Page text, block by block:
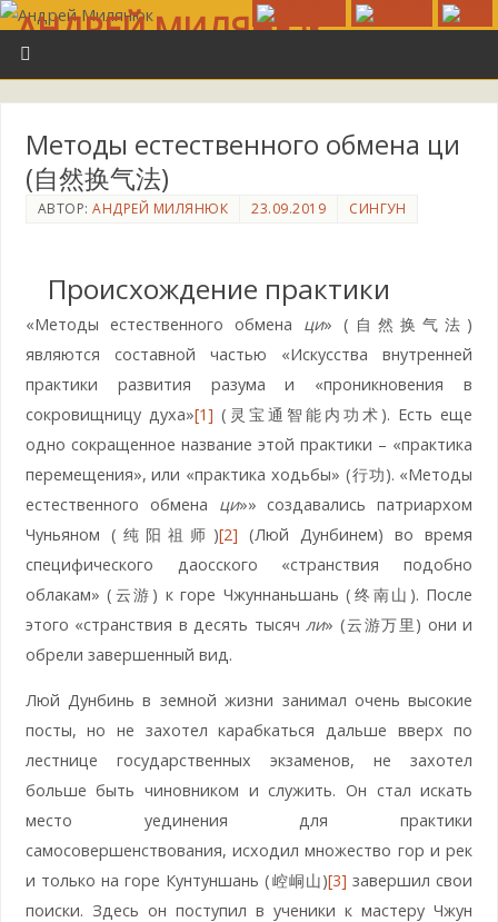
АНДРЕЙ МИЛЯНЮК
ИСТОРИЯ И ИНФОРМАЦИЯ. БЫЛОЕ И ДУМЫ...
Методы естественного обмена ци
(自然换气法)
АВТОР:АНДРЕЙ МИЛЯНЮК 23.09.2019 СИНГУН
Происхождение практики
«Методы естественного обмена ци» (自然换气法)
являются составной частью «Искусства внутренней
практики развития разума и «проникновения в
сокровищницу духа»[1] (灵宝通智能内功术). Есть еще
одно сокращенное название этой практики – «практика
перемещения», или «практика ходьбы» (行功). «Методы
естественного обмена ци»» создавались патриархом
Чуньяном (纯阳祖师)[2] (Люй Дунбинем) во время
специфического даосского «странствия подобно
облакам» (云游) к горе Чжуннаньшань (终南山). После
этого «странствия в десять тысяч ли» (云游万里) они и
обрели завершенный вид.
Люй Дунбинь в земной жизни занимал очень высокие
посты, но не захотел карабкаться дальше вверх по
лестнице государственных экзаменов, не захотел
больше быть чиновником и служить. Он стал искать
место уединения для практики
самосовершенствования, исходил множество гор и рек
и только на горе Кунтуншань (崆峒山)[3] завершил свои
поиски. Здесь он поступил в ученики к мастеру Чжун